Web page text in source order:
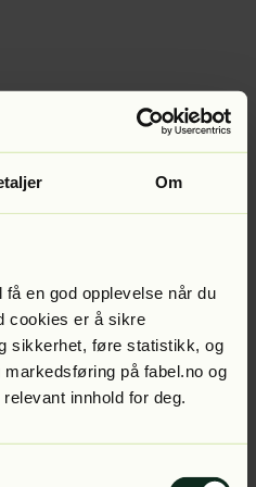
Om
en god opplevelse når du
cookies er å sikre
sikkerhet, føre statistikk, og
på fabel.no og
innhold for deg.